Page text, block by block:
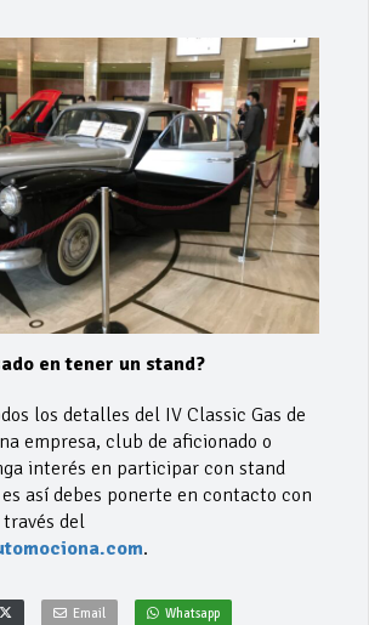
en tener un stand?
los detalles del IV Classic Gas de
empresa, club de aficionado o
interés en participar con stand
así debes ponerte en contacto con
del
.
Email Whatsapp